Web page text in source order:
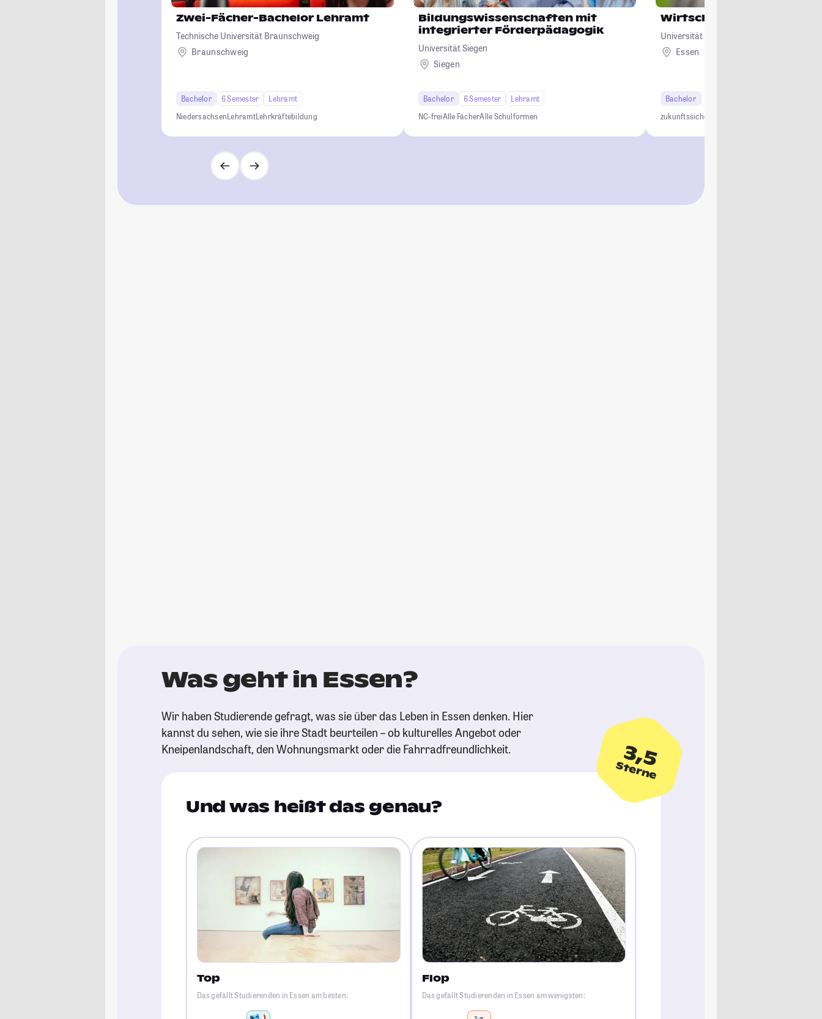
Zwei-Fächer-Bachelor Lehramt
Technische Universität Braunschweig
Braunschweig
Bachelor 6 Semester
Lehramt
NiedersachsenLehramtLehrkräftebildung
Bildungswissenschaften mit
integrierter Förderpädagogik
Universität Siegen
Siegen
Bachelor 6 Semester
Lehramt
NC-freiAlle FächerAlle Schulformen
Wirtschaftsinformatik
Universität Duisburg-Essen
Essen
Bachelor
zukunftssicher
Was geht in Essen?
Wir haben Studierende gefragt, was sie über das Leben in Essen denken. Hier
kannst du sehen, wie sie ihre Stadt beurteilen – ob kulturelles Angebot oder
Kneipenlandschaft, den Wohnungsmarkt oder die Fahrradfreundlichkeit.
3,5
Sterne
Und was heißt das genau?
Top
Das gefällt Studierenden in Essen am besten:
Flop
Das gefällt Studierenden in Essen am wenigsten: